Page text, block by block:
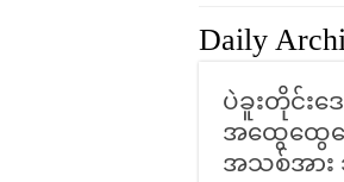
Daily
ပဲခူးတိုင်းဒ
အထွေထွေရ
အသစ်အား